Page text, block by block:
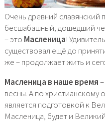
Очень древний славянский
бесшабашный, дошедший
– это Масленица!
существовал ещё до
же – продолжает жить и
Масленица в наше время
весны. А по христианскому
является подготовкой к
Масленица, будет и